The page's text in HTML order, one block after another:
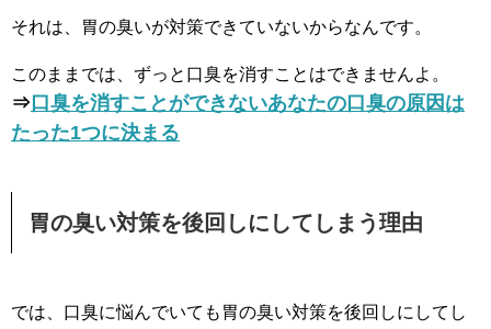
それは、胃の臭いが対策できていないからなんです。
このままでは、ずっと口臭を消すことはできませんよ。
⇒ 口臭を消すことができないあなたの口臭の原因は
たった1つに決まる
胃の臭い対策を後回しにしてしまう理由
では、口臭に悩んでいても胃の臭い対策を後回しにしてし